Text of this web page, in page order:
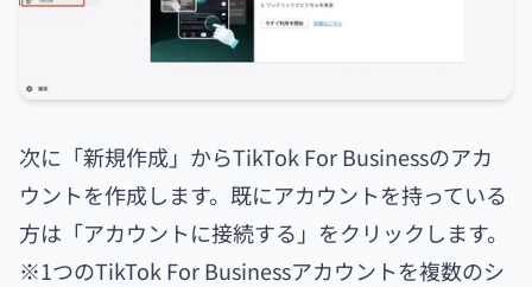
次に「新規作成」からTikTok For Businessのアカ
ウントを作成します。既にアカウントを持っている
方は「アカウントに接続する」をクリックします。
※1つのTikTok For Businessアカウントを複数のシ